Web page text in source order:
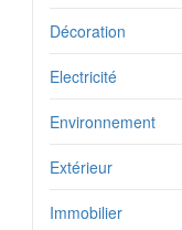
Décoration
Electricité
Environnement
Extérieur
Immobilier